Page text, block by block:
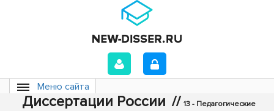
Меню сайта
Диссертации России // 13 - Педагогические